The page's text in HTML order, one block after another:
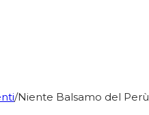
/Niente Balsamo del Perù